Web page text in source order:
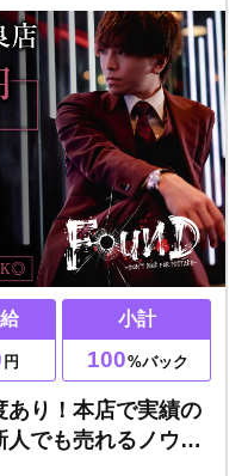
円
小計
100%バック
り！本店で実績の
でも売れるノウハ